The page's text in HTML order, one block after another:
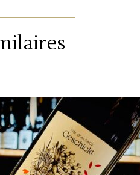
ALSACE
Ce pinot noir infusé tout